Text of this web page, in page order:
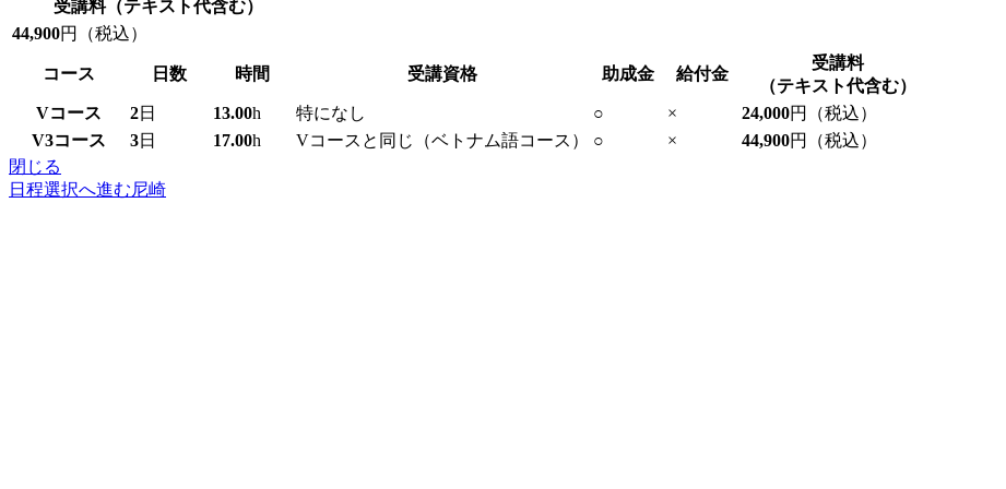
受講料（テキスト代含む）
44,900円（税込）
コース 日数 時間 受講資格 助成金 給付金
受講料
（テキスト代含む）
Vコース 2日 13.00h 特になし ○ × 24,000円（税込）
V3コース 3日 17.00h Vコースと同じ（ベトナム語コース） ○ × 44,900円（税込）
閉じる
日程選択へ進む尼崎